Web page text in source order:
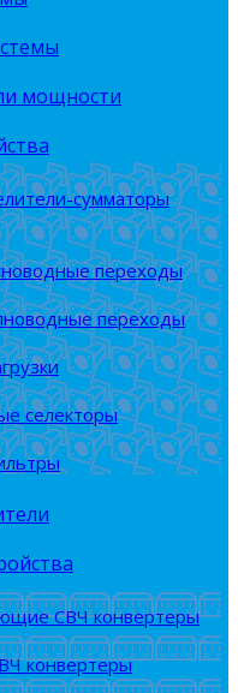
мощности
сумматоры
переходы
переходы
селекторы
СВЧ конвертеры
конвертеры